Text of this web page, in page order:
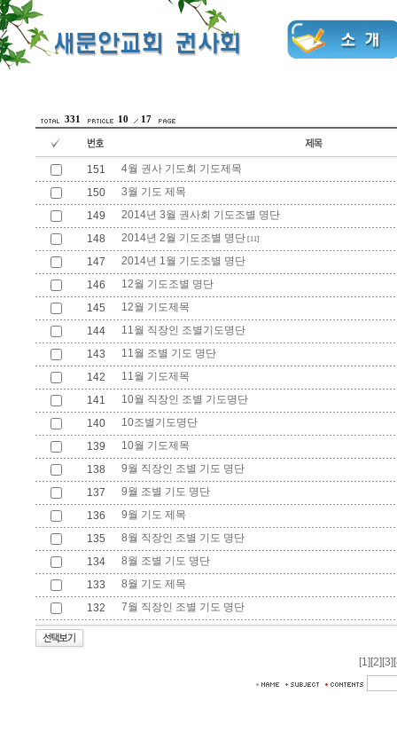
331 10 17
151
4월 권사 기도회 기도제목
150
3월 기도 제목
149
2014년 3월 권사회 기도조별 명단
148
2014년 2월 기도조별 명단 [11]
147
2014년 1월 기도조별 명단
146
12월 기도조별 명단
145
12월 기도제목
144
11월 직장인 조별기도명단
143
11월 조별 기도 명단
142
11월 기도제목
141
10월 직장인 조별 기도명단
140
10조별기도명단
139
10월 기도제목
138
9월 직장인 조별 기도 명단
137
9월 조별 기도 명단
136
9월 기도 제목
135
8월 직장인 조별 기도 명단
134
8월 조별 기도 명단
133
8월 기도 제목
132
7월 직장인 조별 기도 명단
[1] [2] [3]